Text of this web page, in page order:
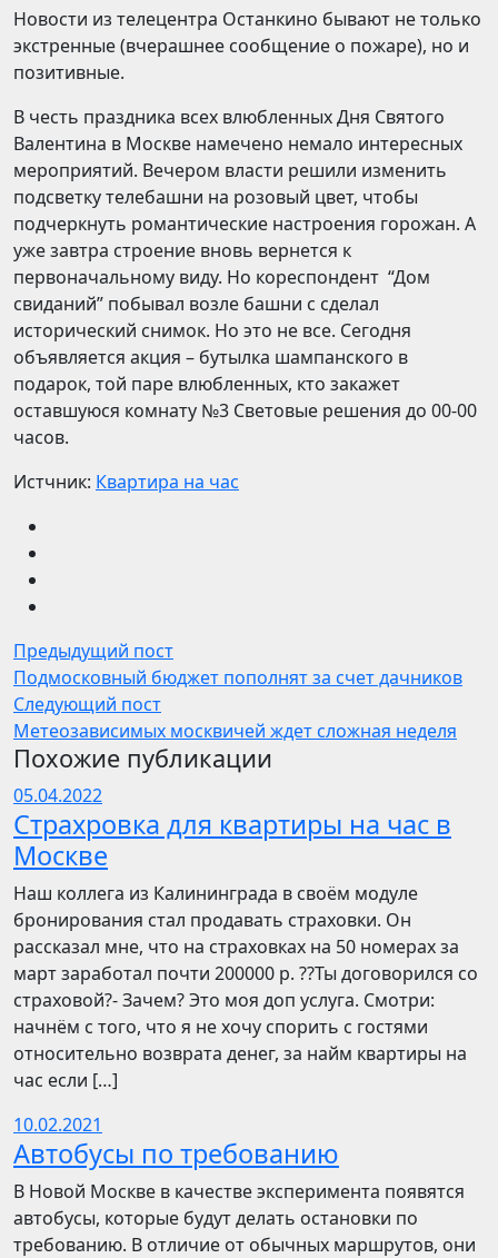
Новости из телецентра Останкино бывают не только
экстренные (вчерашнее сообщение о пожаре), но и
позитивные.
В честь праздника всех влюбленных Дня Святого
Валентина в Москве намечено немало интересных
мероприятий. Вечером власти решили изменить
подсветку телебашни на розовый цвет, чтобы
подчеркнуть романтические настроения горожан. А
уже завтра строение вновь вернется к
первоначальному виду. Но кореспондент “Дом
свиданий” побывал возле башни с сделал
исторический снимок. Но это не все. Сегодня
объявляется акция – бутылка шампанского в
подарок, той паре влюбленных, кто закажет
оставшуюся комнату №3 Световые решения до 00-00
часов.
Истчник: Квартира на час
Предыдущий пост
Подмосковный бюджет пополнят за счет дачников
Следующий пост
Метеозависимых москвичей ждет сложная неделя
Похожие публикации
05.04.2022
Страхровка для квартиры на час в
Москве
Наш коллега из Калининграда в своём модуле
бронирования стал продавать страховки. Он
рассказал мне, что на страховках на 50 номерах за
март заработал почти 200000 р. ??Ты договорился со
страховой?- Зачем? Это моя доп услуга. Смотри:
начнём с того, что я не хочу спорить с гостями
относительно возврата денег, за найм квартиры на
час если […]
10.02.2021
Автобусы по требованию
В Новой Москве в качестве эксперимента появятся
автобусы, которые будут делать остановки по
требованию. В отличие от обычных маршрутов, они